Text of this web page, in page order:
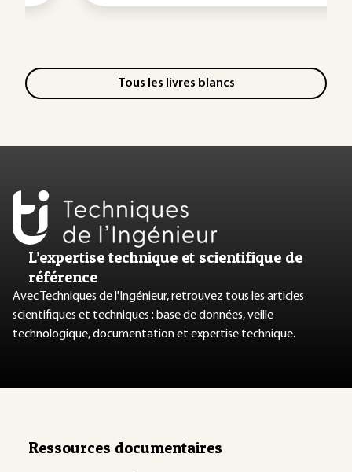
Tous les livres blancs
L’expertise technique et scientifique de
référence
Avec Techniques de l'Ingénieur, retrouvez tous les articles
scientifiques et techniques : base de données, veille
technologique, documentation et expertise technique.
Ressources documentaires